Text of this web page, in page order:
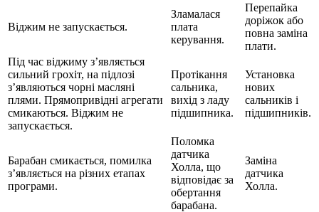
Віджим не запускається.
Зламалася
плата
керування.
Перепайка
доріжок або
повна заміна
плати.
Під час віджиму з’являється
сильний грохіт, на підлозі
з’являються чорні масляні
плями. Прямопривідні агрегати
смикаються. Віджим не
запускається.
Протікання
сальника,
вихід з ладу
підшипника.
Установка
нових
сальників і
підшипників.
Барабан смикається, помилка
з’являється на різних етапах
програми.
Поломка
датчика
Холла, що
відповідає за
обертання
барабана.
Заміна
датчика
Холла.